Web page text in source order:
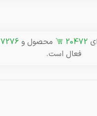
20472 محصول و7276
فعال است.